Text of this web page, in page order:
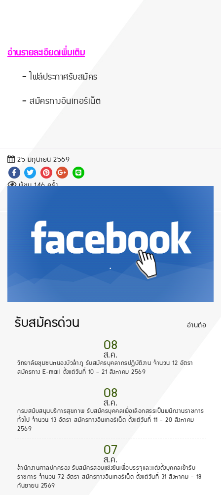
อ่านรายละเอียดเพิ่มเติม
-ไฟล์ประกาศรับสมัคร
- สมัครทางอินเทอร์เน็ต
25 มิถุนายน 2569
ผู้ชม 146 ครั้ง
.
รับสมัครด่วน อ่านต่อ
08
ส.ค.
วิทยาลัยชุมชนหนองบัวลำภู รับสมัครบุคลากรปฏิบัติงาน จำนวน 12 อัตรา
สมัครทาง E-mail ตั้งแต่วันที่ 10 - 21 สิงหาคม 2569
08
ส.ค.
กรมสนับสนุนบริการสุขภาพ รับสมัครบุคคลเพื่อเลือกสรรเป็นพนักงานราชการ
ทั่วไป จำนวน 13 อัตรา สมัครทางอินเทอร์เน็ต ตั้งแต่วันที่ 11 - 20 สิงหาคม
2569
07
ส.ค.
สำนักงานศาลปกครอง รับสมัครสอบแข่งขันเพื่อบรรจุและแต่งตั้งบุคคลเข้ารับ
ราชการ จำนวน 72 อัตรา สมัครทางอินเทอร์เน็ต ตั้งแต่วันที่ 31 สิงหาคม - 18
กันยายน 2569